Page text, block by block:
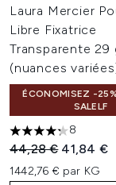
Laura Mercier
Libre Fixatrice
Transparente 29
(nuances
ÉCONOMISEZ -
SALELF
4.25 étoiles sur
8
Prix de vente :
44,28 € Prix
41,84 €
1442,76 € par KG